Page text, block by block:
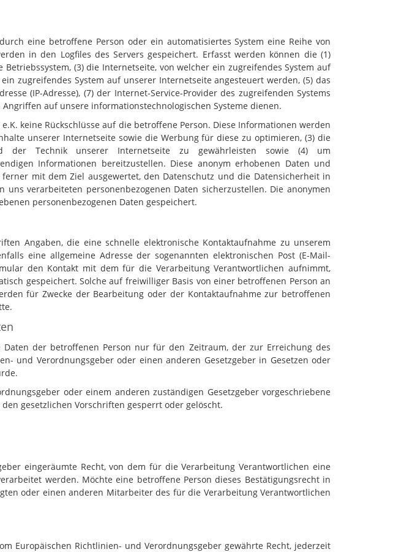
eine betroffene Person oder ein automatisiertes System eine Reihe von
in den Logfiles des Servers gespeichert. Erfasst werden können die (1)
(3) die Internetseite, von welcher ein zugreifendes System auf
zugreifendes System auf unserer Internetseite angesteuert werden, (5) das
(IP-Adresse), (7) der Internet-Service-Provider des zugreifenden Systems
auf unsere informationstechnologischen Systeme dienen.
keine Rückschlüsse auf die betroffene Person. Diese Informationen werden
unserer Internetseite sowie die Werbung für diese zu optimieren, (3) die
der Technik unserer Internetseite zu gewährleisten sowie (4) um
Informationen bereitzustellen. Diese anonym erhobenen Daten und
mit dem Ziel ausgewertet, den Datenschutz und die Datensicherheit in
verarbeiteten personenbezogenen Daten sicherzustellen. Die anonymen
personenbezogenen Daten gespeichert.
Angaben, die eine schnelle elektronische Kontaktaufnahme zu unserem
eine allgemeine Adresse der sogenannten elektronischen Post (E-Mail-
den Kontakt mit dem für die Verarbeitung Verantwortlichen aufnimmt,
gespeichert. Solche auf freiwilliger Basis von einer betroffenen Person an
für Zwecke der Bearbeitung oder der Kontaktaufnahme zur betroffenen
der betroffenen Person nur für den Zeitraum, der zur Erreichung des
und Verordnungsgeber oder einen anderen Gesetzgeber in Gesetzen oder
oder einem anderen zuständigen Gesetzgeber vorgeschriebene
gesetzlichen Vorschriften gesperrt oder gelöscht.
eingeräumte Recht, von dem für die Verarbeitung Verantwortlichen eine
werden. Möchte eine betroffene Person dieses Bestätigungsrecht in
oder einen anderen Mitarbeiter des für die Verarbeitung Verantwortlichen
Europäischen Richtlinien- und Verordnungsgeber gewährte Recht, jederzeit